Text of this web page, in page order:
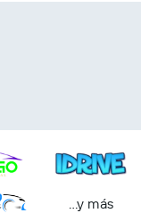
...y más